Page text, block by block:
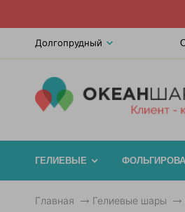
Долгопрудный
ГЕЛИЕВЫЕ
Главная Гелиевые шары